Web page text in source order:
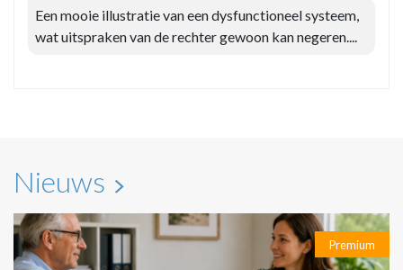
Een mooie illustratie van een dysfunctioneel systeem,
wat uitspraken van de rechter gewoon kan negeren....
Nieuws
Premium